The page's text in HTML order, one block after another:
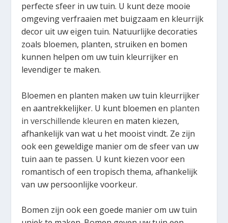
perfecte sfeer in uw tuin. U kunt deze mooie
omgeving verfraaien met buigzaam en kleurrijk
decor uit uw eigen tuin. Natuurlijke decoraties
zoals bloemen, planten, struiken en bomen
kunnen helpen om uw tuin kleurrijker en
levendiger te maken.
Bloemen en planten maken uw tuin kleurrijker
en aantrekkelijker. U kunt bloemen en planten
in verschillende kleuren en maten kiezen,
afhankelijk van wat u het mooist vindt. Ze zijn
ook een geweldige manier om de sfeer van uw
tuin aan te passen. U kunt kiezen voor een
romantisch of een tropisch thema, afhankelijk
van uw persoonlijke voorkeur.
Bomen zijn ook een goede manier om uw tuin